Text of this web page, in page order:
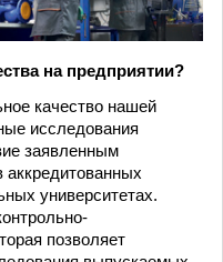
на предприятии?
качество нашей
исследования
заявленным
аккредитованных
университетах.
позволяет